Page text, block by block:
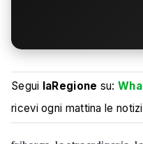
Segui laRegione su:
ricevi ogni mattina le